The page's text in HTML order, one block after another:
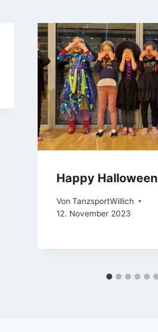
Happy Halloween
Von TanzsportWillich
12. November 2023